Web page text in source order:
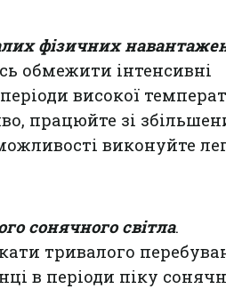
фізичних
обмежити інтенсивні
високої
працюйте зі
виконуйте
сонячного світла.
тривалого
в періоди піку